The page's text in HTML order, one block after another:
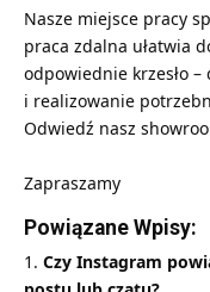
Nasze miejsce pracy
praca zdalna ułatwia
odpowiednie krzesło
i realizowanie
Odwiedź nasz
Zapraszamy
Powiązane Wpisy:
Czy Instagram